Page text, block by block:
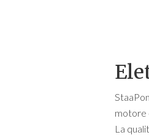
motore
La